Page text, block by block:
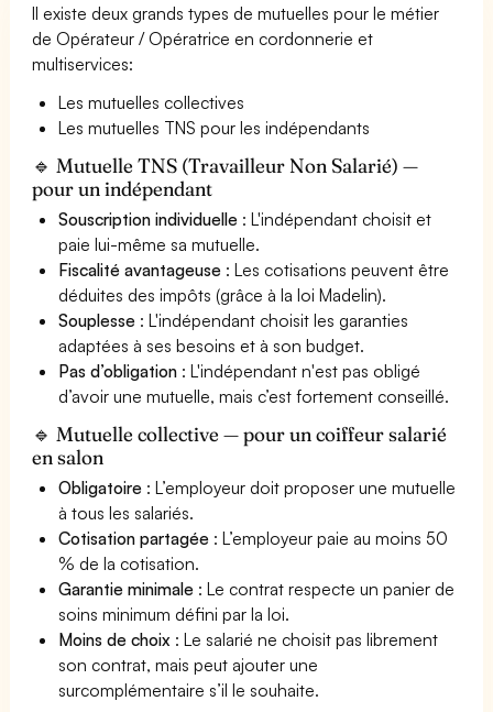
Il existe deux grands types de mutuelles pour le métier
de Opérateur / Opératrice en cordonnerie et
multiservices:
Les mutuelles collectives
Les mutuelles TNS pour les indépendants
🔹 Mutuelle TNS (Travailleur Non Salarié) —
pour un indépendant
Souscription individuelle : L'indépendant choisit et
paie lui-même sa mutuelle.
Fiscalité avantageuse : Les cotisations peuvent être
déduites des impôts (grâce à la loi Madelin).
Souplesse : L'indépendant choisit les garanties
adaptées à ses besoins et à son budget.
Pas d’obligation : L'indépendant n'est pas obligé
d’avoir une mutuelle, mais c’est fortement conseillé.
🔹 Mutuelle collective — pour un coiffeur salarié
en salon
Obligatoire : L’employeur doit proposer une mutuelle
à tous les salariés.
Cotisation partagée : L’employeur paie au moins 50
% de la cotisation.
Garantie minimale : Le contrat respecte un panier de
soins minimum défini par la loi.
Moins de choix : Le salarié ne choisit pas librement
son contrat, mais peut ajouter une
surcomplémentaire s’il le souhaite.